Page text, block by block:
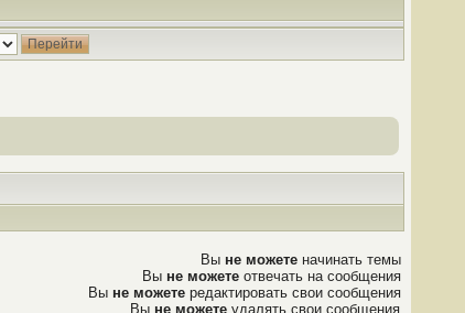
Вы не можете начинать темы
Вы не можете отвечать на сообщения
Вы не можете редактировать свои сообщения
Вы не можете удалять свои сообщения